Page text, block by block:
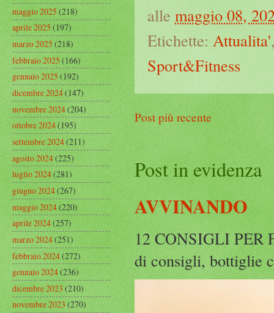
alle maggio 08,
Etichette: Attualita'
Sport&Fitness
Post più recente
Post in evidenza
AVVINANDO
12 CONSIGLI PER
di consigli, bottiglie
maggio 2025(218)
aprile 2025(197)
marzo 2025(218)
febbraio 2025(166)
gennaio 2025(192)
dicembre 2024(147)
novembre 2024(204)
ottobre 2024(195)
settembre 2024(211)
agosto 2024(225)
luglio 2024(281)
giugno 2024(267)
maggio 2024(220)
aprile 2024(257)
marzo 2024(251)
febbraio 2024(272)
gennaio 2024(236)
dicembre 2023(210)
novembre 2023(270)